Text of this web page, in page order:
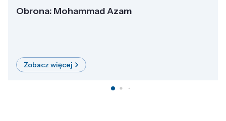
Obrona: Mohammad Azam
Zobacz więcej